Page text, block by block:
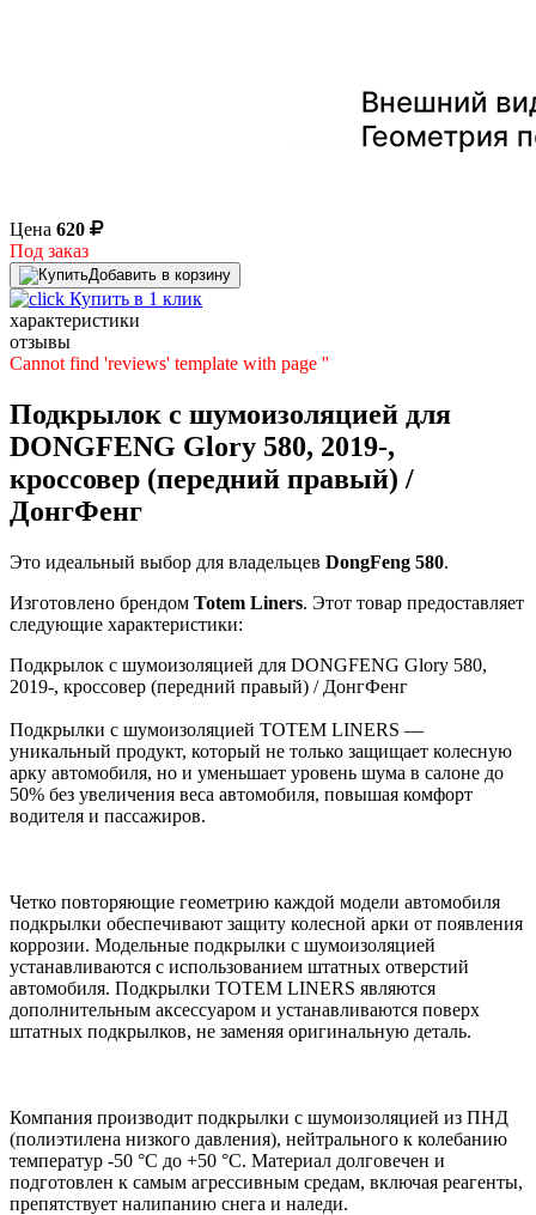
Цена 620
Под заказ
Добавить в корзину
Купить в 1 клик
характеристики
отзывы
Cannot find 'reviews' template with page ''
Подкрылок с шумоизоляцией для
DONGFENG Glory 580, 2019-,
кроссовер (передний правый) /
ДонгФенг
Это идеальный выбор для владельцев DongFeng 580.
Изготовлено брендом Totem Liners. Этот товар предоставляет
следующие характеристики:
Подкрылок с шумоизоляцией для DONGFENG Glory 580,
2019-, кроссовер (передний правый) / ДонгФенг
Подкрылки с шумоизоляцией TOTEM LINERS —
уникальный продукт, который не только защищает колесную
арку автомобиля, но и уменьшает уровень шума в салоне до
50% без увеличения веса автомобиля, повышая комфорт
водителя и пассажиров.
Четко повторяющие геометрию каждой модели автомобиля
подкрылки обеспечивают защиту колесной арки от появления
коррозии. Модельные подкрылки с шумоизоляцией
устанавливаются с использованием штатных отверстий
автомобиля. Подкрылки TOTEM LINERS являются
дополнительным аксессуаром и устанавливаются поверх
штатных подкрылков, не заменяя оригинальную деталь.
Компания производит подкрылки с шумоизоляцией из ПНД
(полиэтилена низкого давления), нейтрального к колебанию
температур -50 °С до +50 °С. Материал долговечен и
подготовлен к самым агрессивным средам, включая реагенты,
препятствует налипанию снега и наледи.